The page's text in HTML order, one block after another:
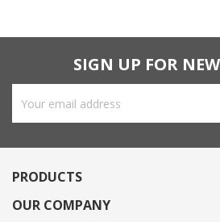
SIGN UP FOR
PRODUCTS
OUR COMPANY